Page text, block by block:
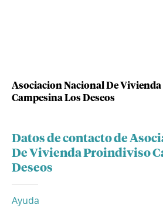
Asociacion Nacional De
Campesina Los Deseos
Datos de contacto de
De Vivienda Proindiviso
Deseos
Ayuda